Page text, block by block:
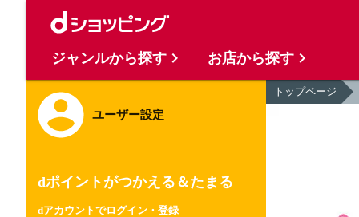
ユーザー設定
dポイントがつかえる＆たまる
dアカウントでログイン・登録
トップページ
ジャンルから探す お店から探す